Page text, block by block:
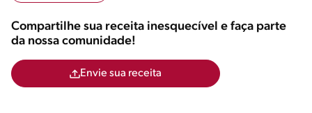
Compartilhe sua receita inesquecível e faça parte
da nossa comunidade!
Envie sua receita